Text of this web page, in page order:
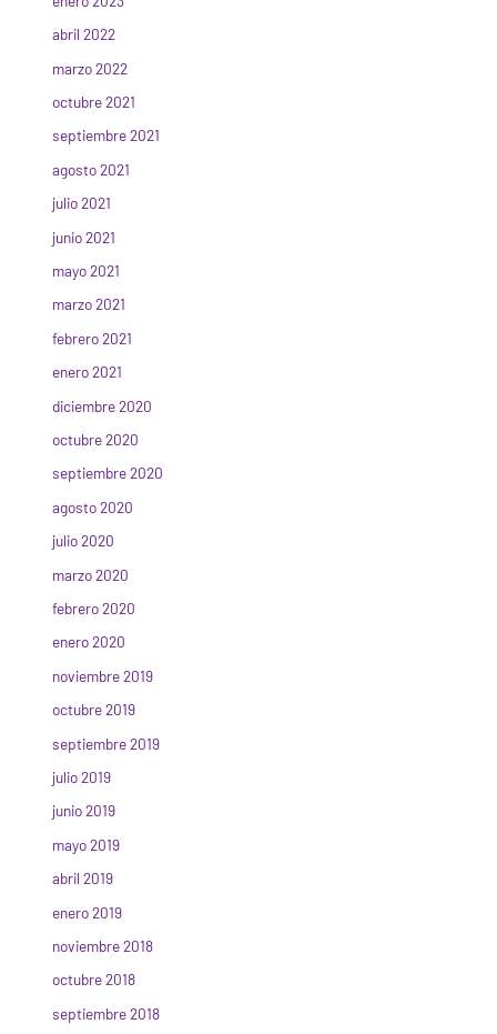
abril 2022
marzo 2022
octubre 2021
septiembre 2021
agosto 2021
julio 2021
junio 2021
mayo 2021
marzo 2021
febrero 2021
enero 2021
diciembre 2020
octubre 2020
septiembre 2020
agosto 2020
julio 2020
marzo 2020
febrero 2020
enero 2020
noviembre 2019
octubre 2019
septiembre 2019
julio 2019
junio 2019
mayo 2019
abril 2019
enero 2019
noviembre 2018
octubre 2018
septiembre 2018